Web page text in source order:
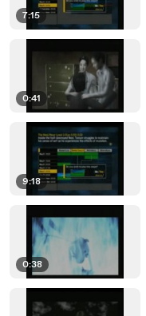
7:15
0:41
9:18
0:38